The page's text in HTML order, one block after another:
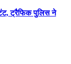
ट्रैफिक पुलिस ने